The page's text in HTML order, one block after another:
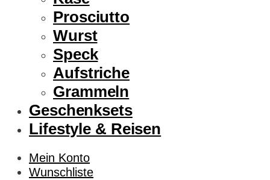
Prosciutto
Wurst
Speck
Aufstriche
Grammeln
Geschenksets
Lifestyle & Reisen
Mein Konto
Wunschliste